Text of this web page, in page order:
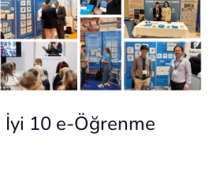
İyi 10 e-Öğrenme